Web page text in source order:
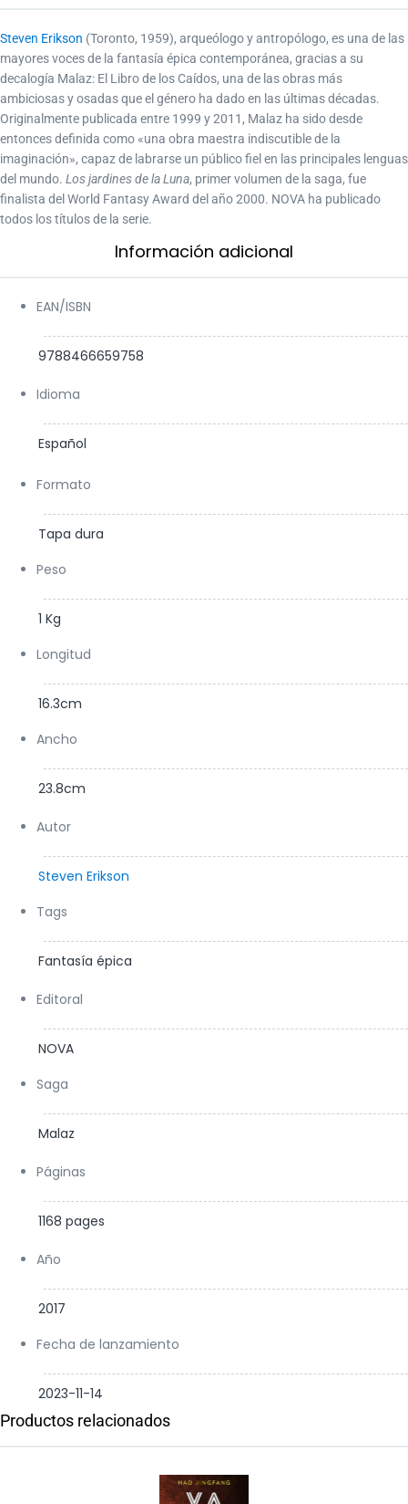
«Una de las sagas más enormes y populares de la
fantasía épica contemporánea.»
Fantífica
Steven Erikson (Toronto, 1959), arqueólogo y antropólogo, es una de las
mayores voces de la fantasía épica contemporánea, gracias a su
decalogía Malaz: El Libro de los Caídos, una de las obras más
ambiciosas y osadas que el género ha dado en las últimas décadas.
Originalmente publicada entre 1999 y 2011, Malaz ha sido desde
entonces definida como «una obra maestra indiscutible de la
imaginación», capaz de labrarse un público fiel en las principales lenguas
del mundo. Los jardines de la Luna, primer volumen de la saga, fue
finalista del World Fantasy Award del año 2000. NOVA ha publicado
todos los títulos de la serie.
Información adicional​
EAN/ISBN
9788466659758
Idioma
Español
Formato
Tapa dura
Peso
1 Kg
Longitud
16.3cm
Ancho
23.8cm
Autor
Steven Erikson
Tags
Fantasía épica
Editoral
NOVA
Saga
Malaz
Páginas
1168 pages
Año
2017
Fecha de lanzamiento
2023-11-14
Productos relacionados